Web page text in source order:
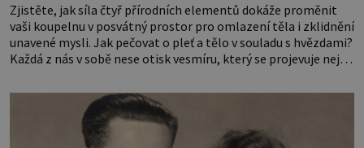
Zjistěte, jak síla čtyř přírodních elementů dokáže proměnit
vaši koupelnu v posvátný prostor pro omlazení těla i zklidnění
unavené mysli. Jak pečovat o pleť a tělo v souladu s hvězdami?
Každá z nás v sobě nese otisk vesmíru, který se projevuje nejen
Ženy narozené ve znamení Berana, Lva a Střelce v sobě nesou
žár, odvahu a neutuchající elán. Vaše